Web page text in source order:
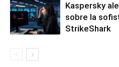
Kaspersky
sobre la
StrikeShark